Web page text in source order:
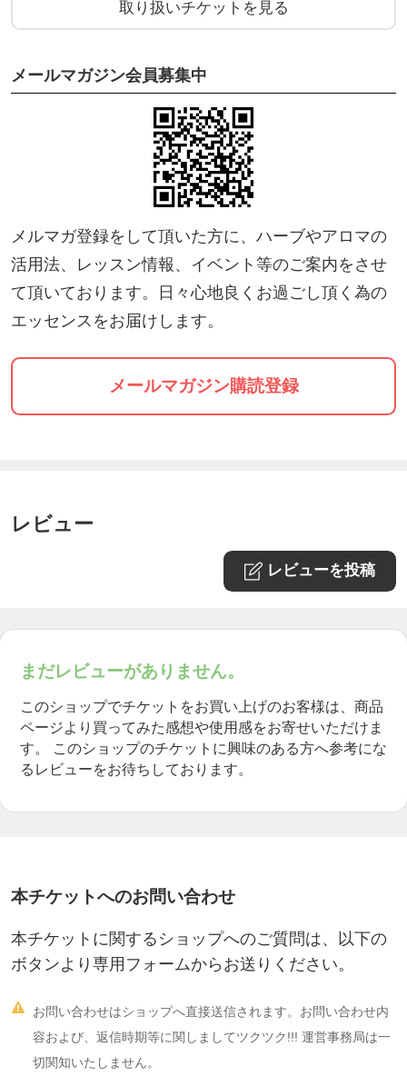
取り扱いチケットを見る
メールマガジン会員募集中
メルマガ登録をして頂いた方に、ハーブやアロマの
活用法、レッスン情報、イベント等のご案内をさせ
て頂いております。日々心地良くお過ごし頂く為の
エッセンスをお届けします。
メールマガジン購読登録
レビュー
レビューを投稿
まだレビューがありません。
このショップでチケットをお買い上げのお客様は、商品
ページより買ってみた感想や使用感をお寄せいただけま
す。
このショップのチケットに興味のある方へ参考にな
るレビューをお待ちしております。
本チケットへのお問い合わせ
本チケットに関するショップへのご質問は、以下の
ボタンより専用フォームからお送りください。

お問い合わせはショップへ直接送信されます。お問い合わせ内
容および、返信時期等に関しましてツクツク!!! 運営事務局は一
切関知いたしません。